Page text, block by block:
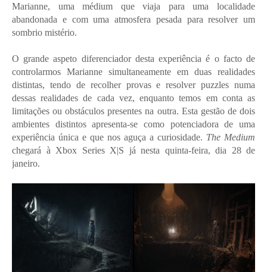
Marianne, uma médium que viaja para uma localidade
abandonada e com uma atmosfera pesada para resolver um
sombrio mistério.
O grande aspeto diferenciador desta experiência é o facto de
controlarmos Marianne simultaneamente em duas realidades
distintas, tendo de recolher provas e resolver puzzles numa
dessas realidades de cada vez, enquanto temos em conta as
limitações ou obstáculos presentes na outra. Esta gestão de dois
ambientes distintos apresenta-se como potenciadora de uma
experiência única e que nos aguça a curiosidade. The Medium
chegará à Xbox Series X|S já nesta quinta-feira, dia 28 de
janeiro.